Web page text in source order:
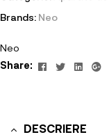
Brands: Neo
Neo
Share:
Facebook
Twitter
DESCRIERE